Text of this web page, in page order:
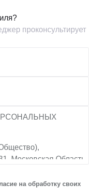
проконсультирует
Московская Область,
оператором
на обработку своих